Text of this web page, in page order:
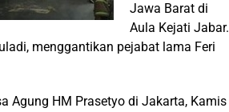
Jawa Barat di
Aula Kejati Jabar.
menggantikan pejabat lama Feri
Agung HM Prasetyo di Jakarta, Kamis